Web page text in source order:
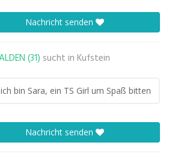
Nachricht senden
(31) sucht in Kufstein
bin Sara, ein TS Girl um Spaß bitten
Nachricht senden